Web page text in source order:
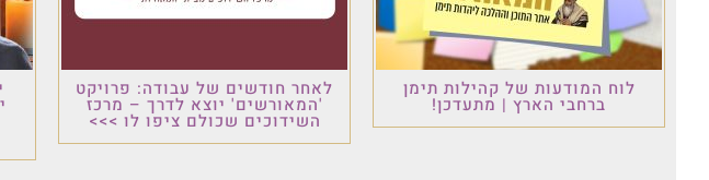
לוח המודעות של קהילות תימן
ברחבי הארץ | מתעדכן!
לאחר חודשים של עבודה: פרויקט
'המאורשים' יוצא לדרך – מרכז
השידוכים שכולם ציפו לו >>>